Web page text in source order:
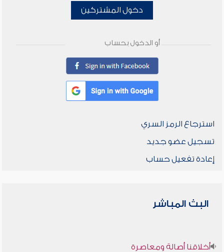
دخول المشتركين
أو الدخول بحساب
استرجاع الرمز السري
تسجيل عضو جديد
إعادة تفعيل حساب
البث المباشر
أخلاقنا أصالة ومعاصرة